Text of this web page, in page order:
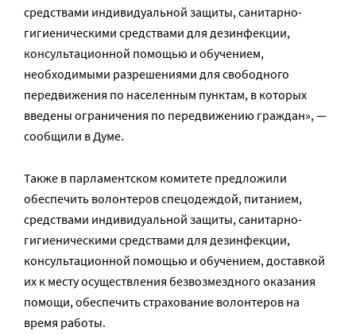
средствами индивидуальной защиты, санитарно-
гигиеническими средствами для дезинфекции,
консультационной помощью и обучением,
необходимыми разрешениями для свободного
передвижения по населенным пунктам, в которых
введены ограничения по передвижению граждан», —
сообщили в Думе.
Также в парламентском комитете предложили
обеспечить волонтеров спецодеждой, питанием,
средствами индивидуальной защиты, санитарно-
гигиеническими средствами для дезинфекции,
консультационной помощью и обучением, доставкой
их к месту осуществления безвозмездного оказания
помощи, обеспечить страхование волонтеров на
время работы.